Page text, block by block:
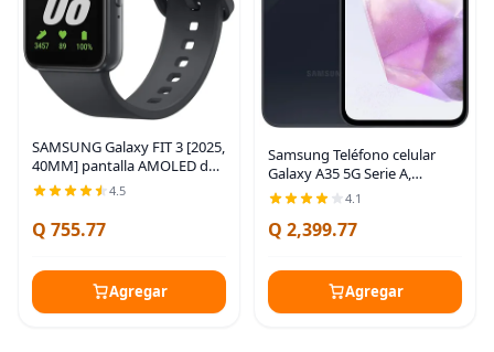
SAMSUNG Galaxy FIT 3 [2025,
40MM] pantalla AMOLED de
1.6" | Resistente al agua IP68
| Batería de 14 días | Más de
100 esferas de reloj | Más de
100
4.5
Q 755.77
Agregar
Samsung Teléfono celular
Galaxy A35 5G Serie A,
teléfono inteligente Android
desbloqueado de 128 GB,
pantalla AMOLED, sistema
4.1
Q 2,399.77
Agregar